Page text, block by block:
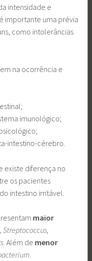
intensidade e
importante uma prévia
como intolerâncias
na ocorrência e
imunológico;
intestino-cérebro.
existe diferença no
os pacientes
intestino irritável.
maior
. Além de menor
.